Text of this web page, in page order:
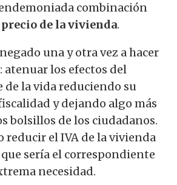
combinación
de la vivienda.
una y otra vez a hacer
atenuar los efectos del
de la vida reduciendo su
y dejando algo más
bolsillos de los ciudadanos.
reducir el IVA de la vivienda
que sería el correspondiente
necesidad.